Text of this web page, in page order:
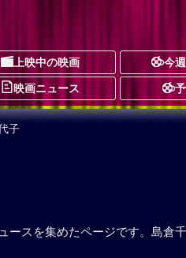
上映中の映画 今
映画ニュース
子
ースを集めたページです。島倉